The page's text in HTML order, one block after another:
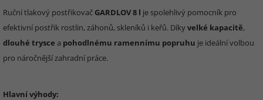
Ruční tlakový postřikovač GARDLOV 8 l je spolehlivý pomocník pro
efektivní postřik rostlin, záhonů, skleníků i keřů. Díkyvelké kapacitě,
dlouhé trysce a pohodlnému ramennímu popruhu je ideální volbou
pro náročnější zahradní práce.
Hlavní výhody: